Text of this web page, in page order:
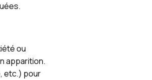
ou
apparition.
etc.) pour